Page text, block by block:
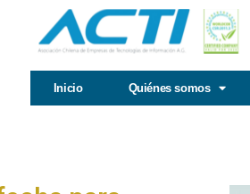
Inicio Quiénes somos